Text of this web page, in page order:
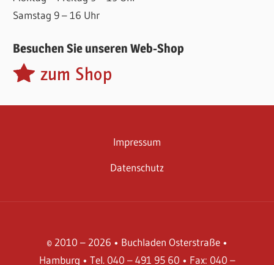
Samstag 9 – 16 Uhr
Besuchen Sie unseren Web-Shop
Impressum
Datenschutz
© 2010 – 2026 • Buchladen Osterstraße •
Hamburg • Tel. 040 – 491 95 60 • Fax: 040 –